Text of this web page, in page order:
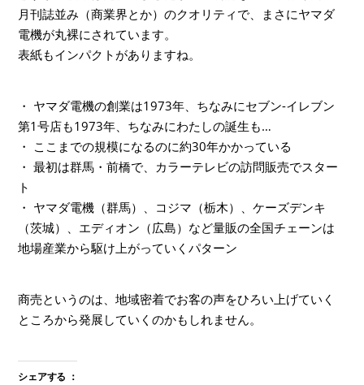
月刊誌並み（商業界とか）のクオリティで、まさにヤマダ
電機が丸裸にされています。
表紙もインパクトがありますね。
・ ヤマダ電機の創業は1973年、ちなみにセブン-イレブン
第1号店も1973年、ちなみにわたしの誕生も…
・ ここまでの規模になるのに約30年かかっている
・ 最初は群馬・前橋で、カラーテレビの訪問販売でスター
ト
・ ヤマダ電機（群馬）、コジマ（栃木）、ケーズデンキ
（茨城）、エディオン（広島）など量販の全国チェーンは
地場産業から駆け上がっていくパターン
商売というのは、地域密着でお客の声をひろい上げていく
ところから発展していくのかもしれません。
シェアする ：